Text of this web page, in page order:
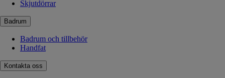
Skjutdörrar
Badrum
Badrum och tillbehör
Handfat
Kontakta oss